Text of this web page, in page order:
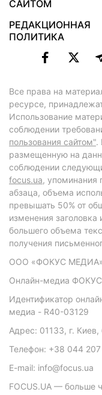
САЙТОМ
РЕДАКЦИОННАЯ
ПОЛИТИКА
Все права на
ресурсе,
Использование
соблюдении
пользования сайтом".
размещенную на
соблюдении
focus.ua, упоминания
абзаца, объема
превышать 50% от
изменения
большего объема
получения
ООО «ФОКУС
Онлайн-медиа ФОКУС
Идентификатор
медиа - R40-03129
Адрес: 01133, г.
Телефон: +38 044
E-mail: info@focus.ua
FOCUS.UA — больше